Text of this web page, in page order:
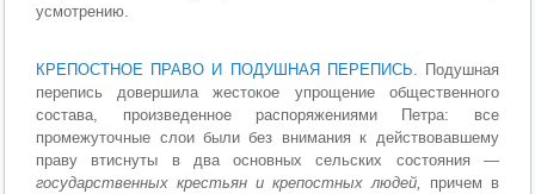
усмотрению.
КРЕПОСТНОЕ ПРАВО И ПОДУШНАЯ ПЕРЕПИСЬ. Подушная
перепись довершила жестокое упрощение общественного
состава, произведенное распоряжениями Петра: все
промежуточные слои были без внимания к действовавшему
праву втиснуты в два основных сельских состояния —
государственных крестьян и крепостных людей, причем в